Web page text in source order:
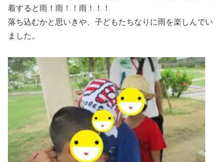
着すると雨！雨！！雨！！！
落ち込むかと思いきや、子どもたちなりに雨を楽しんでい
ました。